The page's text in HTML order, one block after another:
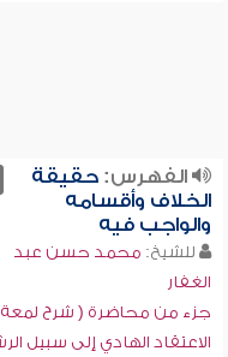
الفهرس:حقيقة
الخلاف وأقسامه
والواجب فيه
للشيخ: محمد حسن عبد
الغفار
جزء من محاضرة ( شرح لمعة
الاعتقاد الهادي إلى سبيل